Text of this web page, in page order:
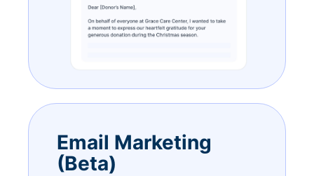
Email Marketing
(Beta)